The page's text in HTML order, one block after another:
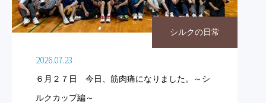
シルクの日常
2026.07.23
６月２７日 今日、筋肉痛になりました。～シ
ルクカップ編～